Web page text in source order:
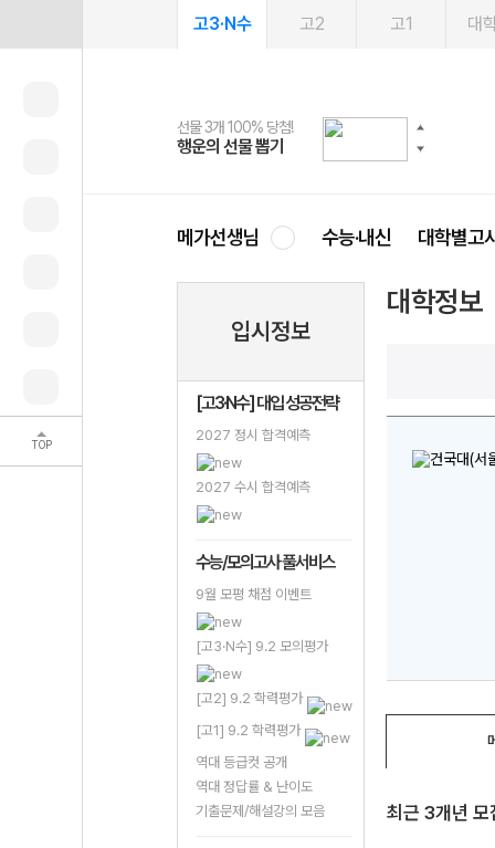
TOP
고3·N수 고2 고1 대
선물 3개 100% 당첨!
행운의 선물 뽑기
선물 100% 증정!
메가스터디 X 올리브
여름방학 스터디 캐시백
메가런 썸머스쿨
2027 러셀 단과
강사 공개선발
스마트러닝앱
설문 EVENT
메가패스
3일 무료 체험권
메가패스 수강생 무료혜택!
메가클럽 멤버십
사회공헌 캠페인
희망이룸 메가나눔
메가선생님 수능·내신 대학별고
입시정보
[고3·N수] 대입 성공전략
2027 정시 합격예측
2027 수시 합격예측
수능/모의고사 풀서비스
9월 모평 채점 이벤트
[고3·N수] 9.2 모의평가
[고2] 9.2 학력평가
[고1] 9.2 학력평가
역대 등급컷 공개
역대 정답률 & 난이도
기출문제/해설강의 모음
대학정보
최근 3개년 모